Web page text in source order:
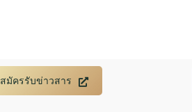
สมัครรับข่าวสาร